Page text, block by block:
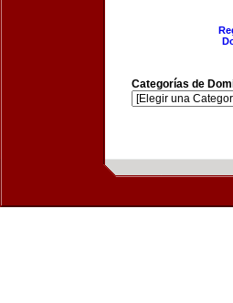
Categorías de